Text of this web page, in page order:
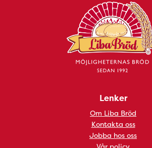
Lenker
Om Liba Bröd
Kontakta oss
Jobba hos oss